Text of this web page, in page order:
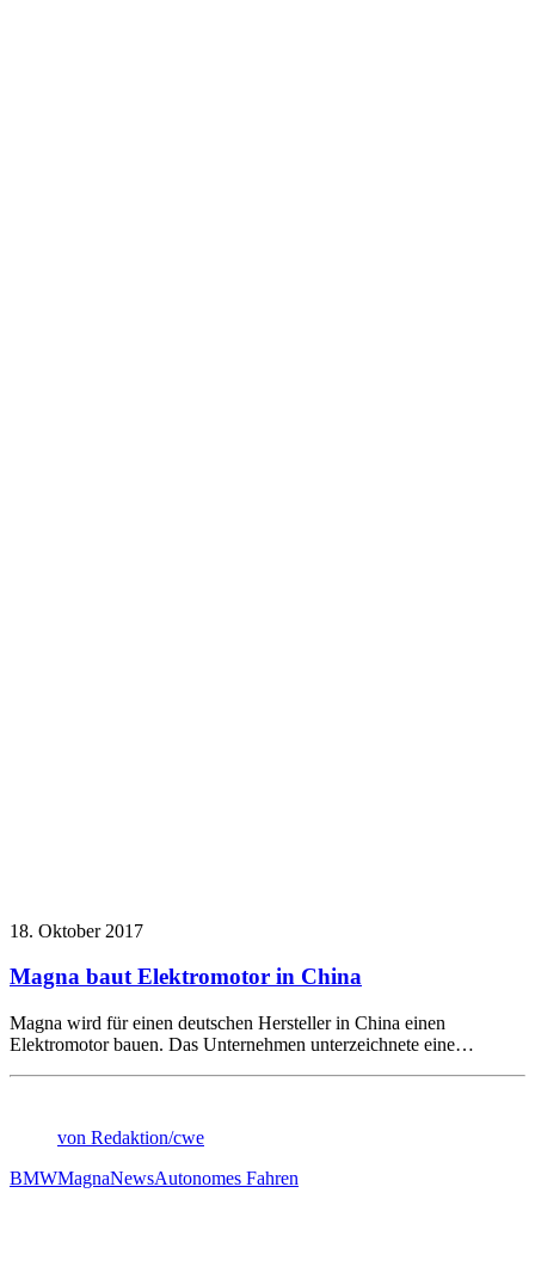
18. Oktober 2017
Magna baut Elektromotor in China
Magna wird für einen deutschen Hersteller in China einen
Elektromotor bauen. Das Unternehmen unterzeichnete eine…
von Redaktion/cwe
BMWMagnaNewsAutonomes Fahren